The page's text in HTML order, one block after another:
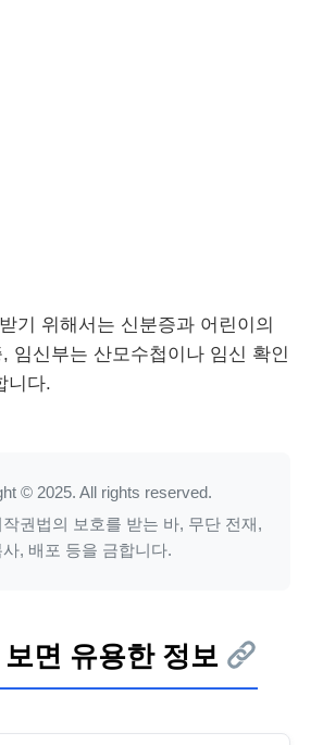
기 위해서는 신분증과 어린이의
임신부는 산모수첩이나 임신 확인
니다.
© 2025. All rights reserved.
권법의 보호를 받는 바, 무단 전재,
사, 배포 등을 금합니다.
보면 유용한 정보